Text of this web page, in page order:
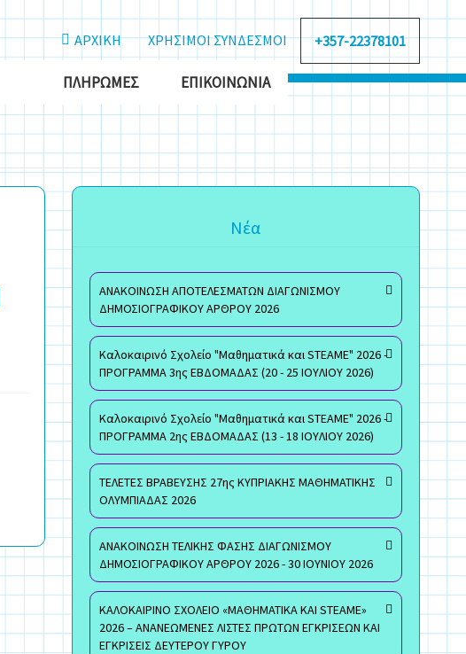
ΑΡΧΙΚΗ ΧΡΗΣΙΜΟΙ ΣΥΝΔΕΣΜΟΙ +357-22378101
ΠΛΗΡΩΜΈΣ ΕΠΙΚΟΙΝΩΝΊΑ
Νέα
ΑΝΑΚΟΙΝΩΣΗ ΑΠΟΤΕΛΕΣΜΑΤΩΝ ΔΙΑΓΩΝΙΣΜΟΥ
ΔΗΜΟΣΙΟΓΡΑΦΙΚΟΥ ΑΡΘΡΟΥ 2026
Καλοκαιρινό Σχολείο "Μαθηματικά και STEAME" 2026 -
ΠΡΟΓΡΑΜΜΑ 3ης ΕΒΔΟΜΑΔΑΣ (20 - 25 ΙΟΥΛΙΟΥ 2026)
Καλοκαιρινό Σχολείο "Μαθηματικά και STEAME" 2026 -
ΠΡΟΓΡΑΜΜΑ 2ης ΕΒΔΟΜΑΔΑΣ (13 - 18 ΙΟΥΛΙΟΥ 2026)
ΤΕΛΕΤΕΣ ΒΡΑΒΕΥΣΗΣ 27ης ΚΥΠΡΙΑΚΗΣ ΜΑΘΗΜΑΤΙΚΗΣ
ΟΛΥΜΠΙΑΔΑΣ 2026
ΑΝΑΚΟΙΝΩΣΗ ΤΕΛΙΚΗΣ ΦΑΣΗΣ ΔΙΑΓΩΝΙΣΜΟΥ
ΔΗΜΟΣΙΟΓΡΑΦΙΚΟΥ ΑΡΘΡΟΥ 2026 - 30 ΙΟΥΝΙΟΥ 2026
ΚΑΛΟΚΑΙΡΙΝΟ ΣΧΟΛΕΙΟ «ΜΑΘΗΜΑΤΙΚΑ ΚΑΙ STEAME»
2026 – ΑΝΑΝΕΩΜΕΝΕΣ ΛΙΣΤΕΣ ΠΡΩΤΩΝ ΕΓΚΡΙΣΕΩΝ ΚΑΙ
ΕΓΚΡΙΣΕΙΣ ΔΕΥΤΕΡΟΥ ΓΥΡΟΥ